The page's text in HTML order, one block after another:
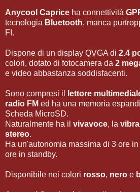
Anycool Caprice ha connettività
tecnologia Bluetooth, manca
FI.
Dispone di un display QVGA di 2.4
colori, dotato di fotocamera da 2
e video abbastanza soddisfacenti.
Sono compresi il lettore
radio FM ed ha una memoria
Scheda MicroSD.
Naturalmente ha il vivavoce, la
stereo.
Ha un'autonomia massima di 3 ore
ore in standby.
Disponibile nei colori rosso, nero e